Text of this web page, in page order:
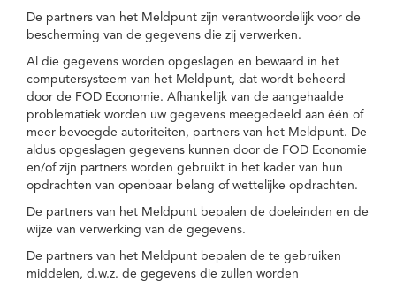
De partners van het Meldpunt zijn verantwoordelijk voor de
bescherming van de gegevens die zij verwerken.
Al die gegevens worden opgeslagen en bewaard in het
computersysteem van het Meldpunt, dat wordt beheerd
door de FOD Economie. Afhankelijk van de aangehaalde
problematiek worden uw gegevens meegedeeld aan één of
meer bevoegde autoriteiten, partners van het Meldpunt. De
aldus opgeslagen gegevens kunnen door de FOD Economie
en/of zijn partners worden gebruikt in het kader van hun
opdrachten van openbaar belang of wettelijke opdrachten.
De partners van het Meldpunt bepalen de doeleinden en de
wijze van verwerking van de gegevens.
De partners van het Meldpunt bepalen de te gebruiken
middelen, d.w.z. de gegevens die zullen worden